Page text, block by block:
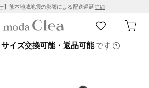
】熊本地域地震の影響による配送遅延 詳細
サイズ交換可能・返品可能です